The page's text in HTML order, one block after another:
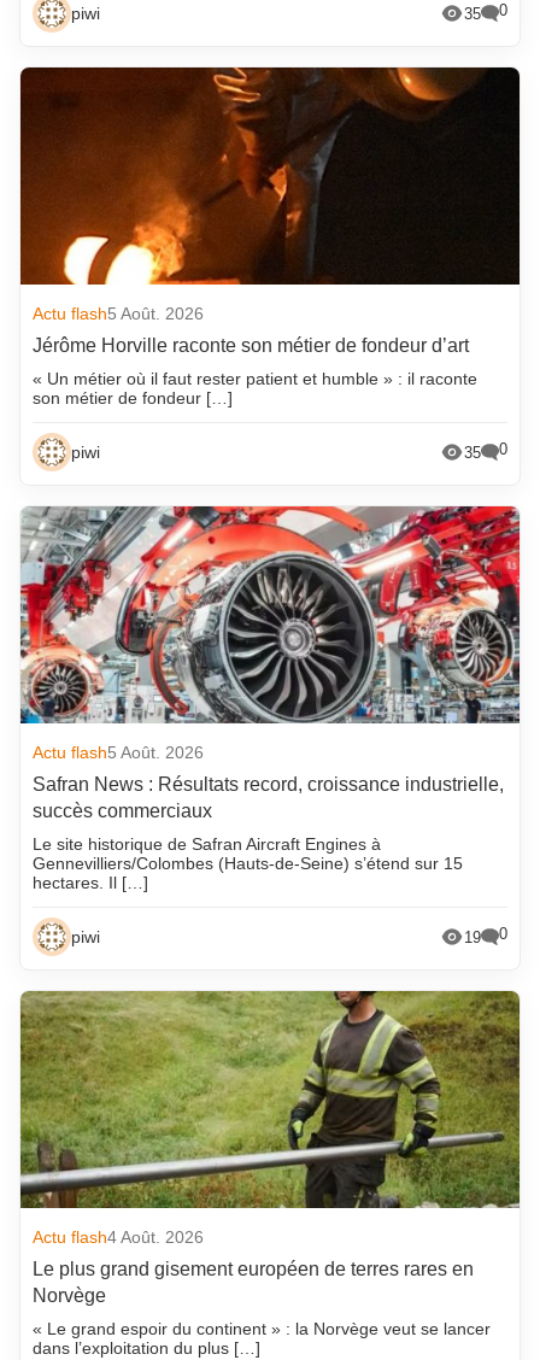
piwi 35 0
Actu flash5 Août. 2026
Jérôme Horville raconte son métier de fondeur d’art
« Un métier où il faut rester patient et humble » : il raconte
son métier de fondeur […]
piwi 35 0
Actu flash5 Août. 2026
Safran News : Résultats record, croissance industrielle,
succès commerciaux
Le site historique de Safran Aircraft Engines à
Gennevilliers/Colombes (Hauts-de-Seine) s’étend sur 15
hectares. Il […]
piwi 19 0
Actu flash4 Août. 2026
Le plus grand gisement européen de terres rares en
Norvège
« Le grand espoir du continent » : la Norvège veut se lancer
dans l’exploitation du plus […]